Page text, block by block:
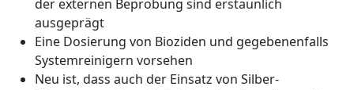
der externen Beprobung sind erstaunlich
ausgeprägt
Eine Dosierung von Bioziden und gegebenenfalls
Systemreinigern vorsehen
Neu ist, dass auch der Einsatz von Silber-